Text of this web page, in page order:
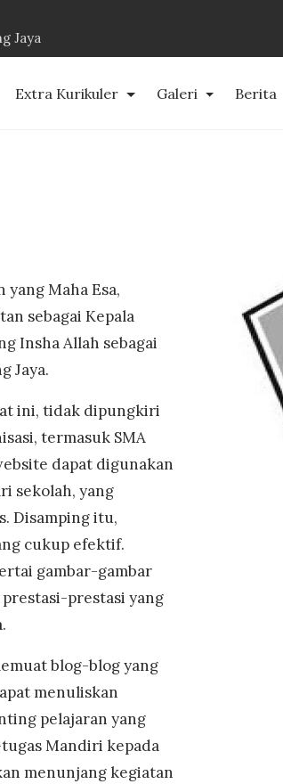
Jaya
Extra Kurikuler Galeri Berita
Maha Esa,
sebagai Kepala
Insha Allah sebagai
Jaya.
ini, tidak dipungkiri
termasuk SMA
dapat digunakan
sekolah, yang
Disamping itu,
cukup efektif.
gambar-gambar
prestasi yang
blog-blog yang
menuliskan
pelajaran yang
Mandiri kepada
menunjang kegiatan